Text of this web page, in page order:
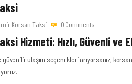
Korsan Taksi 0 Comments
Hizmeti: Hızlı, Güvenli ve
güvenilir ulaşım seçenekleri arıyorsanız,